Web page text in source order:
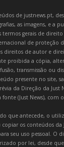
de justnews.pt,
as imagens, e a
termos gerais de direito
de proteção
direitos de autor e
proibida a cópia,
transmissão ou
presente no site,
da Direção da Just
(Just News), com
que antecede, o
copiar os conteúdos da
seu uso pessoal. O
por lei, desde